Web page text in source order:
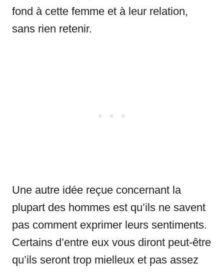
fond à cette femme et à leur relation,
sans rien retenir.
Une autre idée reçue concernant la
plupart des hommes est qu’ils ne savent
pas comment exprimer leurs sentiments.
Certains d’entre eux vous diront peut-être
qu’ils seront trop mielleux et pas assez